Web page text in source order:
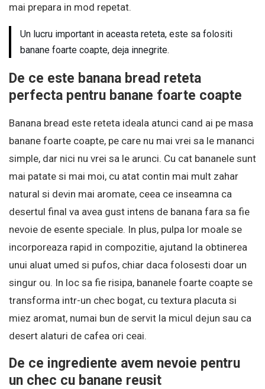
mai prepara in mod repetat.
Un lucru important in aceasta reteta, este sa folositi
banane foarte coapte, deja innegrite.
De ce este banana bread reteta
perfecta pentru banane foarte coapte
Banana bread este reteta ideala atunci cand ai pe masa
banane foarte coapte, pe care nu mai vrei sa le mananci
simple, dar nici nu vrei sa le arunci. Cu cat bananele sunt
mai patate si mai moi, cu atat contin mai mult zahar
natural si devin mai aromate, ceea ce inseamna ca
desertul final va avea gust intens de banana fara sa fie
nevoie de esente speciale. In plus, pulpa lor moale se
incorporeaza rapid in compozitie, ajutand la obtinerea
unui aluat umed si pufos, chiar daca folosesti doar un
singur ou. In loc sa fie risipa, bananele foarte coapte se
transforma intr-un chec bogat, cu textura placuta si
miez aromat, numai bun de servit la micul dejun sau ca
desert alaturi de cafea ori ceai.
De ce ingrediente avem nevoie pentru
un chec cu banane reusit